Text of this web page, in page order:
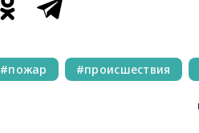
пожар происшествия